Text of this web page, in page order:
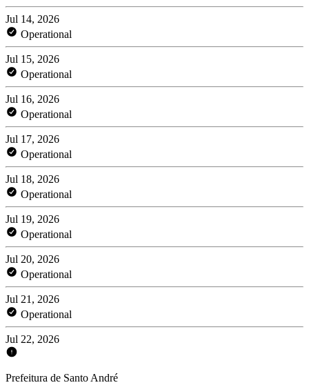
Jul 14, 2026
Operational
Jul 15, 2026
Operational
Jul 16, 2026
Operational
Jul 17, 2026
Operational
Jul 18, 2026
Operational
Jul 19, 2026
Operational
Jul 20, 2026
Operational
Jul 21, 2026
Operational
Jul 22, 2026
Prefeitura de Santo André